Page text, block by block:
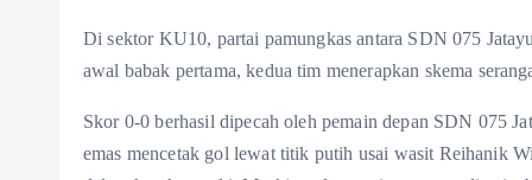
Di sektor KU10, partai pamungkas antara SDN 075
awal babak pertama, kedua tim menerapkan skema
Skor 0-0 berhasil dipecah oleh pemain depan SDN 075
emas mencetak gol lewat titik putih usai wasit Reihanik